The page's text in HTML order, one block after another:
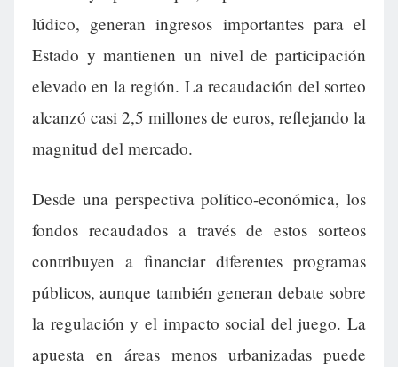
lúdico, generan ingresos importantes para el
Estado y mantienen un nivel de participación
elevado en la región. La recaudación del sorteo
alcanzó casi 2,5 millones de euros, reflejando la
magnitud del mercado.
Desde una perspectiva político-económica, los
fondos recaudados a través de estos sorteos
contribuyen a financiar diferentes programas
públicos, aunque también generan debate sobre
la regulación y el impacto social del juego. La
apuesta en áreas menos urbanizadas puede